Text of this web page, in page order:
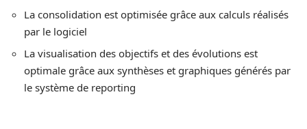
La consolidation est optimisée grâce aux calculs réalisés
par le logiciel
La visualisation des objectifs et des évolutions est
optimale grâce aux synthèses et graphiques générés par
le système de reporting